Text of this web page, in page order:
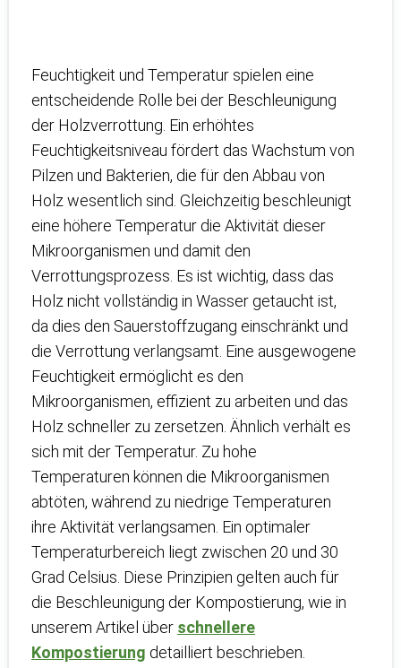
Feuchtigkeit und Temperatur spielen eine
entscheidende Rolle bei der Beschleunigung
der Holzverrottung. Ein erhöhtes
Feuchtigkeitsniveau fördert das Wachstum von
Pilzen und Bakterien, die für den Abbau von
Holz wesentlich sind. Gleichzeitig beschleunigt
eine höhere Temperatur die Aktivität dieser
Mikroorganismen und damit den
Verrottungsprozess. Es ist wichtig, dass das
Holz nicht vollständig in Wasser getaucht ist,
da dies den Sauerstoffzugang einschränkt und
die Verrottung verlangsamt. Eine ausgewogene
Feuchtigkeit ermöglicht es den
Mikroorganismen, effizient zu arbeiten und das
Holz schneller zu zersetzen. Ähnlich verhält es
sich mit der Temperatur. Zu hohe
Temperaturen können die Mikroorganismen
abtöten, während zu niedrige Temperaturen
ihre Aktivität verlangsamen. Ein optimaler
Temperaturbereich liegt zwischen 20 und 30
Grad Celsius. Diese Prinzipien gelten auch für
die Beschleunigung der Kompostierung, wie in
unserem Artikel über schnellere
Kompostierung detailliert beschrieben.